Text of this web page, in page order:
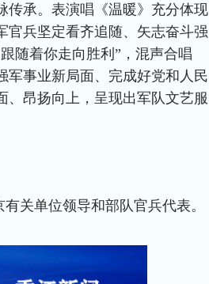
传承。表演唱《温暖》充分体现
官兵坚定看齐追随、矢志奋斗强
随着你走向胜利”，混声合唱
军事业新局面、完成好党和人民
、昂扬向上，呈现出军队文艺服
关单位领导和部队官兵代表。